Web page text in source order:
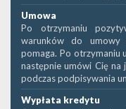
Umowa
Po otrzymaniu
warunków do umowy
pomaga. Po otrzymaniu
następnie umówi Cię na
podczas podpisywania
Wypłata kredytu